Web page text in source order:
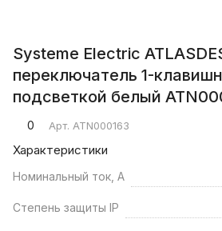
Systeme Electric
переключатель 1-
подсветкой белый
0 Арт. ATN000163
Характеристики
Номинальный ток, А
Степень защиты IP